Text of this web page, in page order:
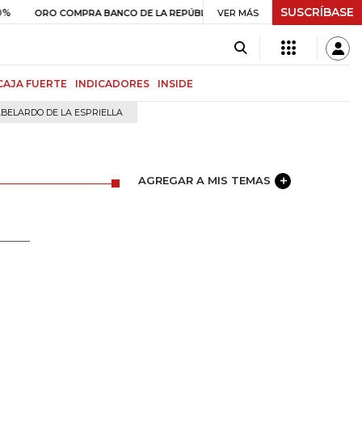
COMPRA BANCO DE LA REPÚBLICA $ 408.498,97 +$ 8.753,81 +2,19%
VER MÁS SUSCRÍBASE
FUERTE INDICADORES INSIDE
DE LA ESPRIELLA
AGREGAR A MIS TEMAS